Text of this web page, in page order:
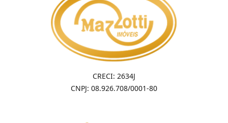
CRECI: 2634J
CNPJ: 08.926.708/0001-80